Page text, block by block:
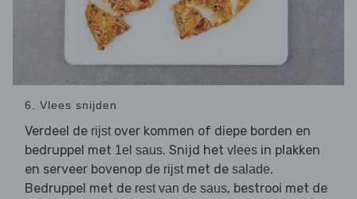
6. Vlees snijden
Verdeel de rijstover kommen of diepe borden en
bedruppel met 1el saus. Snijd het vlees in plakken
en serveer bovenop de rijstmet de salade.
Bedruppel met de rest van de saus, bestrooi met de